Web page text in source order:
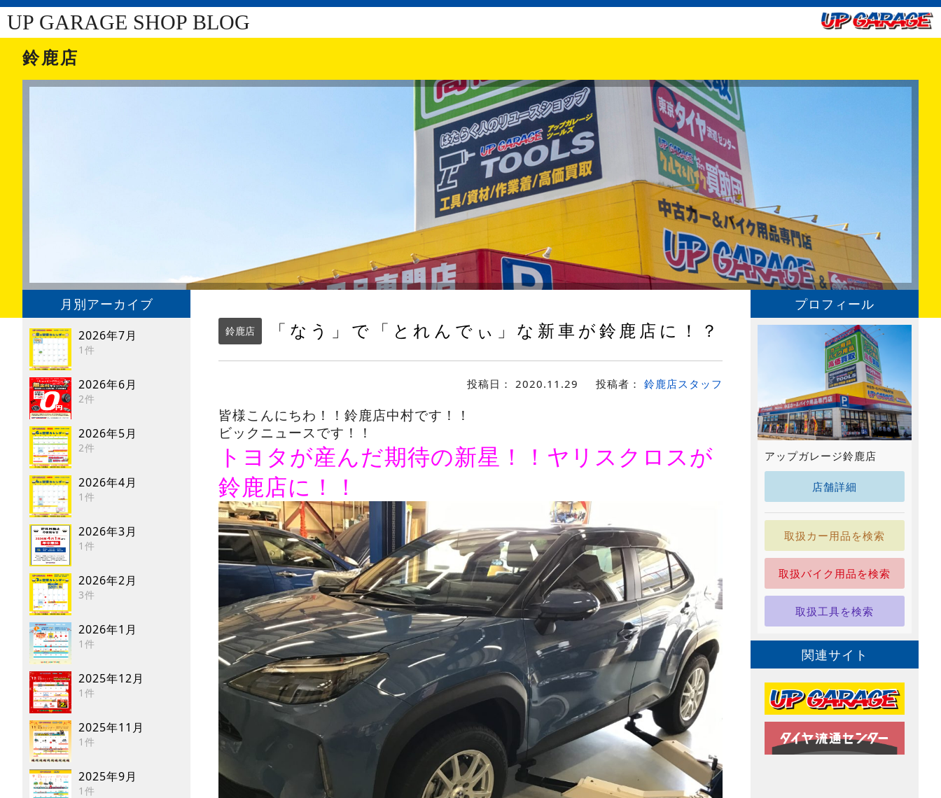
UP GARAGE SHOP BLOG
鈴鹿店
月別アーカイブ
2026年7月
1件
2026年6月
2件
2026年5月
2件
2026年4月
1件
2026年3月
1件
2026年2月
3件
2026年1月
1件
2025年12月
1件
2025年11月
1件
2025年9月
1件
鈴鹿店 「なう」で「とれんでぃ」な新車が鈴鹿店に！？
投稿日： 2020.11.29 投稿者： 鈴鹿店スタッフ
皆様こんにちわ！！鈴鹿店中村です！！
ビックニュースです！！
トヨタが産んだ期待の新星！！ヤリスクロスが
鈴鹿店に！！
プロフィール
アップガレージ鈴鹿店
店舗詳細
取扱カー用品を検索
取扱バイク用品を検索
取扱工具を検索
関連サイト